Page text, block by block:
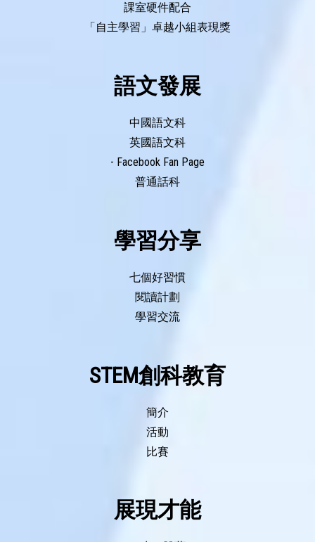
第十屆世界青少年武術錦標賽
課室硬件配合
「自主學習」卓越小組表現獎
語文發展
中國語文科
英國語文科
- Facebook Fan Page
普通話科
學習分享
七個好習慣
閱讀計劃
學習交流
STEM創科教育
簡介
活動
比賽
展現才能